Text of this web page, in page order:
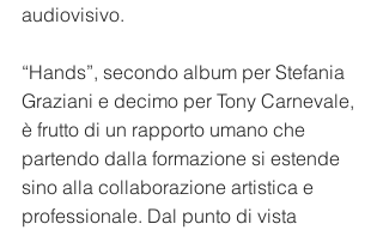
audiovisivo.
“Hands”, secondo album per Stefania
Graziani e decimo per Tony Carnevale,
è frutto di un rapporto umano che
partendo dalla formazione si estende
sino alla collaborazione artistica e
professionale. Dal punto di vista